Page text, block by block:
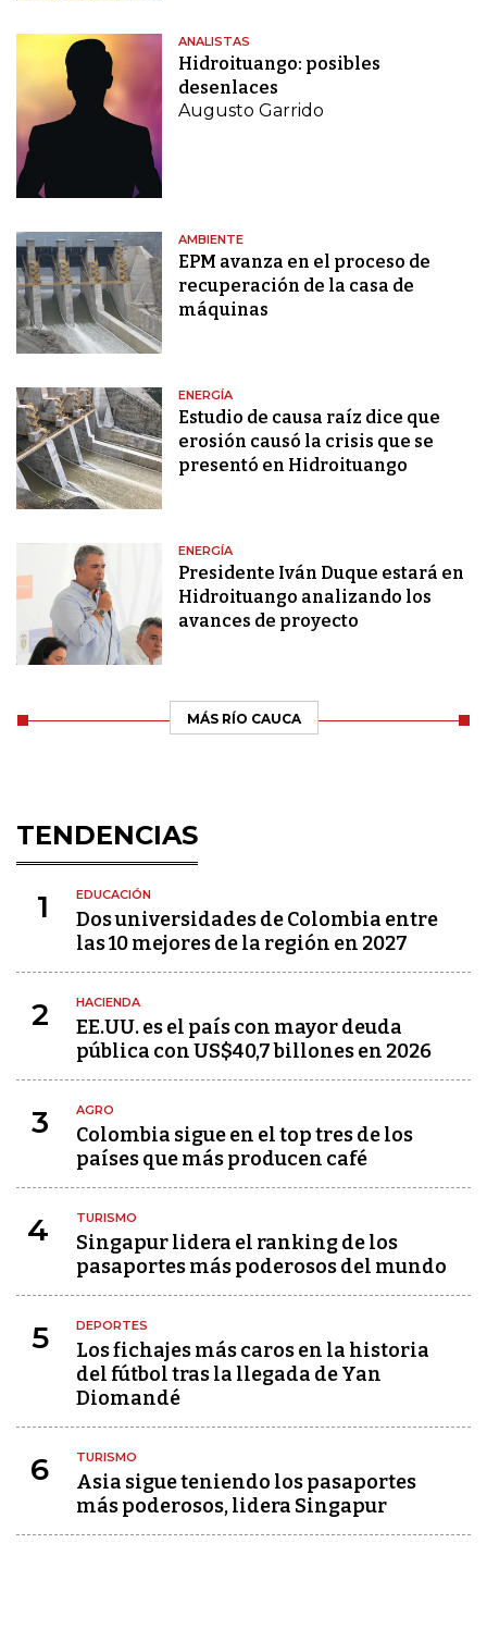
ANALISTAS
Hidroituango: posibles
desenlaces
Augusto Garrido
AMBIENTE
EPM avanza en el proceso de
recuperación de la casa de
máquinas
ENERGÍA
Estudio de causa raíz dice que
erosión causó la crisis que se
presentó en Hidroituango
ENERGÍA
Presidente Iván Duque estará en
Hidroituango analizando los
avances de proyecto
MÁS RÍO CAUCA
TENDENCIAS
1 EDUCACIÓN
Dos universidades de Colombia entre
las 10 mejores de la región en 2027
2 HACIENDA
EE.UU. es el país con mayor deuda
pública con US$40,7 billones en 2026
3 AGRO
Colombia sigue en el top tres de los
países que más producen café
4 TURISMO
Singapur lidera el ranking de los
pasaportes más poderosos del mundo
5 DEPORTES
Los fichajes más caros en la historia
del fútbol tras la llegada de Yan
Diomandé
6 TURISMO
Asia sigue teniendo los pasaportes
más poderosos, lidera Singapur